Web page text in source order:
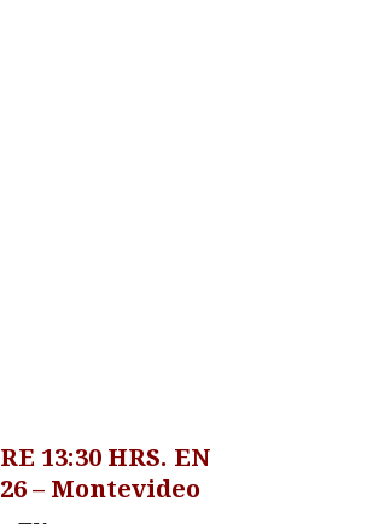
13:30 HRS. EN
– Montevideo